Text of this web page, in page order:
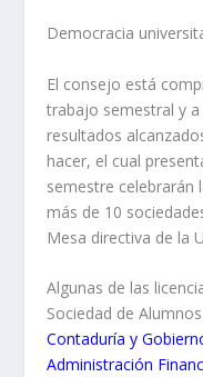
Democracia
El consejo está
trabajo semestral y
resultados
hacer, el cual
semestre celebrarán
más de 10
Mesa directiva de la
Algunas de las
Sociedad de
Contaduría y
Administración